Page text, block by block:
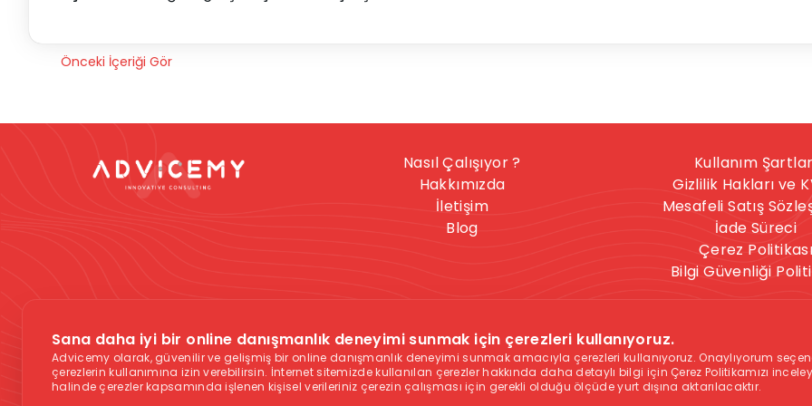
Önceki İçeriği Gör
Sana daha iyi bir online danışmanlık deneyimi sunmak için çerezleri kullanıyoruz.
Advicemy olarak, güvenilir ve gelişmiş bir online danışmanlık deneyimi sunmak amacıyla çerezleri kullanıyoruz. Onaylıyorum
çerezlerin kullanımına izin verebilirsin. İnternet sitemizde kullanılan çerezler hakkında daha detaylı bilgi için Çerez Politikamızı
halinde çerezler kapsamında işlenen kişisel verileriniz çerezin çalışması için gerekli olduğu ölçüde yurt dışına aktarılacaktır.
Nasıl Çalışıyor ?
Hakkımızda
İletişim
Blog
Kullanım
Gizlilik Hakları ve
Mesafeli Satış
İade Süreci
Çerez Politikası
Bilgi Güvenliği
Dikkat -Online danışmanlık hizmeti, herkese uygun bir hizmet değildir. İntihar
vermek gibi düşüncelere sahipseniz, sitedeki hizmetler size uygun olmayabilir.
aşağıdaki yardım numaraları ile iletişime geçmenizi tavsiye
Acil Yardım Hattı:112, Polis İmdat Hattı:155, Aile İçi Yardım Hattı:183, Uyuşturucu